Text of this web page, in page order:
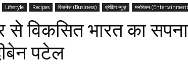
Lifestyle Recipes बिजनेस (Business) ब्रेकिंग न्यूज़ मनोरंजन
से विकसित भारत का
पटेल